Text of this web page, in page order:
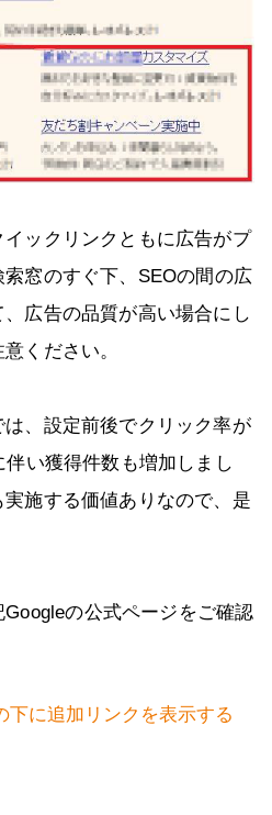
ックリンクともに広告がプ
窓のすぐ下、SEOの間の広
広告の品質が高い場合にし
ください。
、設定前後でクリック率が
い獲得件数も増加しまし
施する価値ありなので、是
の公式ページをご確認
に追加リンクを表示する